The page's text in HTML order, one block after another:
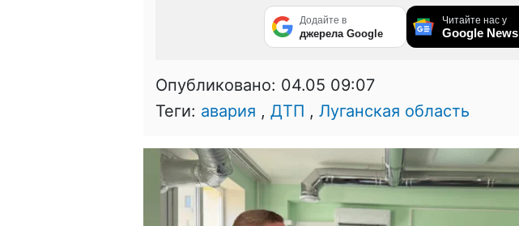
Додайте в
джерела Google
Читайте нас у
Google News
Опубликовано: 04.05 09:07
Теги: авария , ДТП , Луганская область